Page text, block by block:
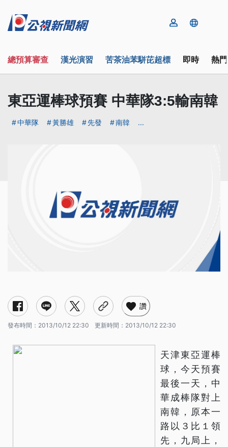
總預算審查 漢光演習 苦茶油苯駢芘超標 即時 熱
東亞運棒球預賽 中華隊3:5輸南韓
中華隊 黃勝雄 先發 南韓 ...
讚
發布時間： 2013/10/12 22:30 更新時間： 2013/10/12 22:30
天津東亞運棒
球，今天預賽
最後一天，中
華成棒隊對上
南韓，原本一
路以３比１領
先，九局上，